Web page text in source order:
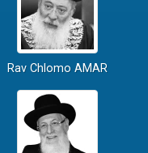
Rav Chlomo AMAR